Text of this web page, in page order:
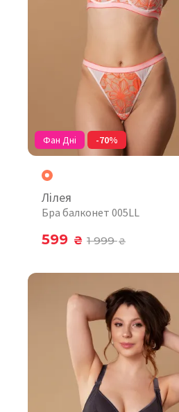
Фан Дні -70%
Лілея
Бра балконет 005LL
599 ₴ 1 999₴